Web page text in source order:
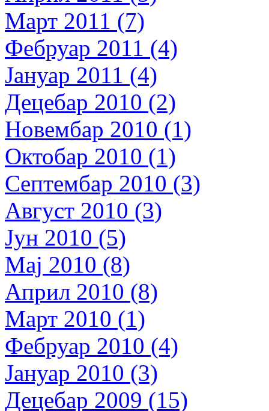
Март 2011 (7)
Фебруар 2011 (4)
Јануар 2011 (4)
Децебар 2010 (2)
Новембар 2010 (1)
Октобар 2010 (1)
Септембар 2010 (3)
Август 2010 (3)
Јун 2010 (5)
Мај 2010 (8)
Април 2010 (8)
Март 2010 (1)
Фебруар 2010 (4)
Јануар 2010 (3)
Децебар 2009 (15)